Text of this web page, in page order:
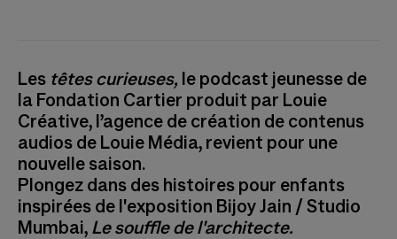
Les têtes curieuses, le podcast jeunesse de
la Fondation Cartier produit par Louie
Créative, l’agence de création de contenus
audios de Louie Média, revient pour une
nouvelle saison.
Plongez dans des histoires pour enfants
inspirées de l'exposition Bijoy Jain / Studio
Mumbai, Le souffle de l'architecte.